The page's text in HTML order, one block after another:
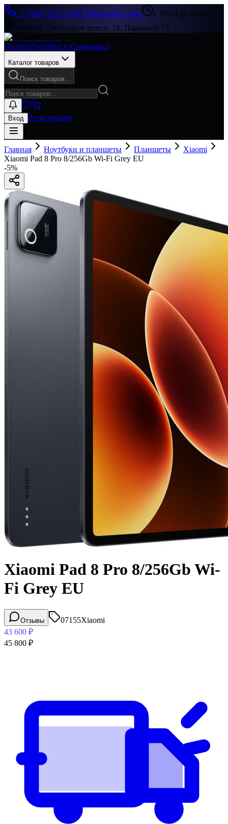
+7 (499) 322-33-86|Перезвоните мне
с 10:00 до 19:00
Москва, Пятницкое шоссе, 18, Павильон 73
ОплатаДоставка и Самовывоз
Каталог товаров
Поиск товаров...
Вход Регистрация
Главная Ноутбуки и планшеты Планшеты
Xiaomi
Xiaomi Pad 8 Pro 8/256Gb Wi-Fi Grey EU
-5%
Xiaomi Pad 8 Pro 8/256Gb Wi-
Fi Grey EU
Отзывы 07155Xiaomi
43 600 ₽
45 800 ₽